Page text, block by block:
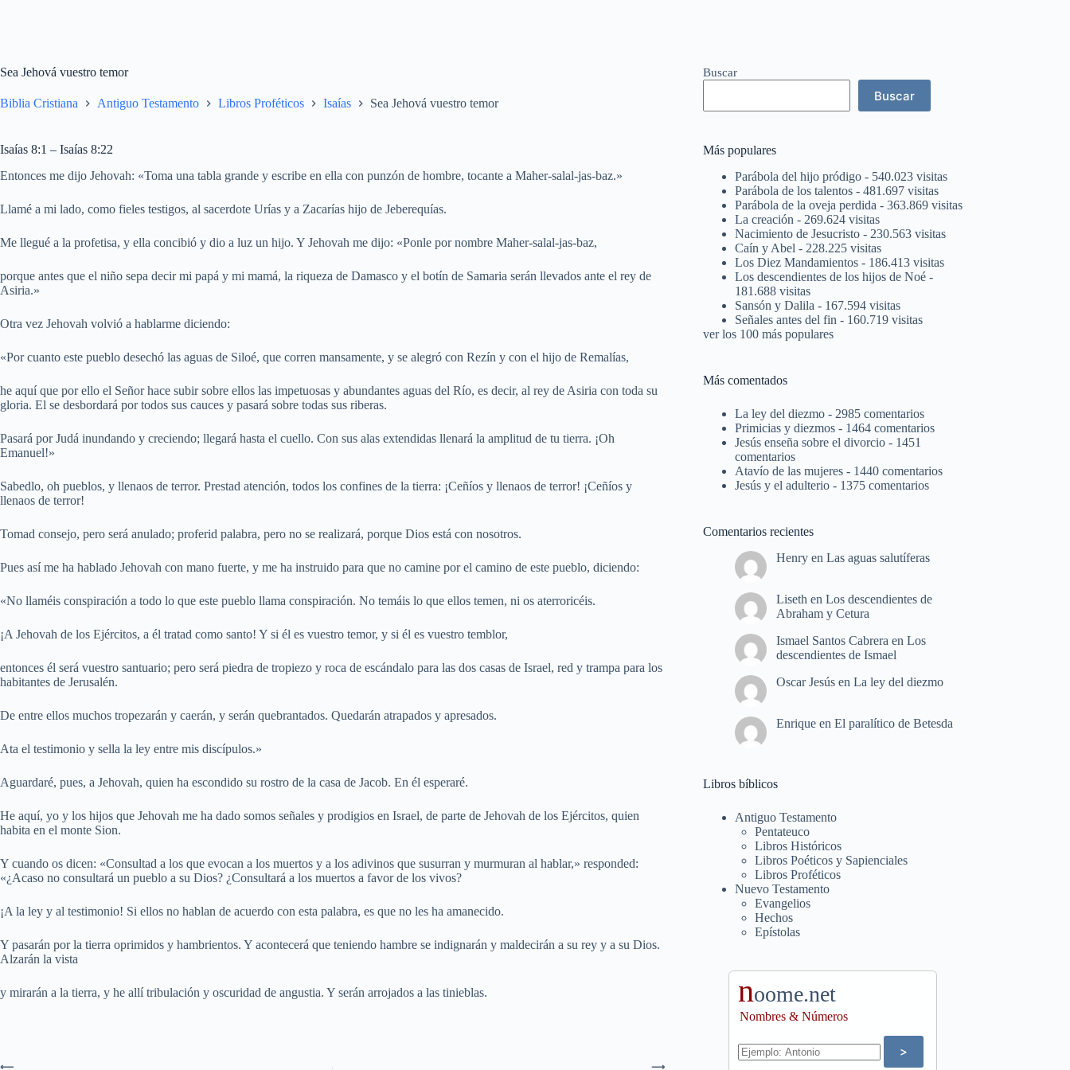
Sea Jehová vuestro temor
Biblia Cristiana Antiguo Testamento Libros Proféticos Isaías Sea Jehová vuestro temor
Isaías 8:1 – Isaías 8:22
Entonces me dijo Jehovah: «Toma una tabla grande y escribe en ella con punzón de hombre, tocante a Maher-salal-jas-baz.»
Llamé a mi lado, como fieles testigos, al sacerdote Urías y a Zacarías hijo de Jeberequías.
Me llegué a la profetisa, y ella concibió y dio a luz un hijo. Y Jehovah me dijo: «Ponle por nombre Maher-salal-jas-baz,
porque antes que el niño sepa decir mi papá y mi mamá, la riqueza de Damasco y el botín de Samaria serán llevados ante el rey de
Asiria.»
Otra vez Jehovah volvió a hablarme diciendo:
«Por cuanto este pueblo desechó las aguas de Siloé, que corren mansamente, y se alegró con Rezín y con el hijo de Remalías,
he aquí que por ello el Señor hace subir sobre ellos las impetuosas y abundantes aguas del Río, es decir, al rey de Asiria con toda su
gloria. El se desbordará por todos sus cauces y pasará sobre todas sus riberas.
Pasará por Judá inundando y creciendo; llegará hasta el cuello. Con sus alas extendidas llenará la amplitud de tu tierra. ¡Oh
Emanuel!»
Sabedlo, oh pueblos, y llenaos de terror. Prestad atención, todos los confines de la tierra: ¡Ceñíos y llenaos de terror! ¡Ceñíos y
llenaos de terror!
Tomad consejo, pero será anulado; proferid palabra, pero no se realizará, porque Dios está con nosotros.
Pues así me ha hablado Jehovah con mano fuerte, y me ha instruido para que no camine por el camino de este pueblo, diciendo:
«No llaméis conspiración a todo lo que este pueblo llama conspiración. No temáis lo que ellos temen, ni os aterroricéis.
¡A Jehovah de los Ejércitos, a él tratad como santo! Y si él es vuestro temor, y si él es vuestro temblor,
entonces él será vuestro santuario; pero será piedra de tropiezo y roca de escándalo para las dos casas de Israel, red y trampa para los
habitantes de Jerusalén.
De entre ellos muchos tropezarán y caerán, y serán quebrantados. Quedarán atrapados y apresados.
Ata el testimonio y sella la ley entre mis discípulos.»
Aguardaré, pues, a Jehovah, quien ha escondido su rostro de la casa de Jacob. En él esperaré.
He aquí, yo y los hijos que Jehovah me ha dado somos señales y prodigios en Israel, de parte de Jehovah de los Ejércitos, quien
habita en el monte Sion.
Y cuando os dicen: «Consultad a los que evocan a los muertos y a los adivinos que susurran y murmuran al hablar,» responded:
«¿Acaso no consultará un pueblo a su Dios? ¿Consultará a los muertos a favor de los vivos?
¡A la ley y al testimonio! Si ellos no hablan de acuerdo con esta palabra, es que no les ha amanecido.
Y pasarán por la tierra oprimidos y hambrientos. Y acontecerá que teniendo hambre se indignarán y maldecirán a su rey y a su Dios.
Alzarán la vista
y mirarán a la tierra, y he allí tribulación y oscuridad de angustia. Y serán arrojados a las tinieblas.
⟶
⟵
Buscar
Buscar
Más populares
Parábola del hijo pródigo - 540.023 visitas
Parábola de los talentos - 481.697 visitas
Parábola de la oveja perdida - 363.869 visitas
La creación - 269.624 visitas
Nacimiento de Jesucristo - 230.563 visitas
Caín y Abel - 228.225 visitas
Los Diez Mandamientos - 186.413 visitas
Los descendientes de los hijos de Noé -
181.688 visitas
Sansón y Dalila - 167.594 visitas
Señales antes del fin - 160.719 visitas
ver los 100 más populares
Más comentados
La ley del diezmo - 2985 comentarios
Primicias y diezmos - 1464 comentarios
Jesús enseña sobre el divorcio - 1451
comentarios
Atavío de las mujeres - 1440 comentarios
Jesús y el adulterio - 1375 comentarios
Comentarios recientes
Henry enLas aguas salutíferas
Liseth enLos descendientes de
Abraham y Cetura
Ismael Santos Cabrera enLos
descendientes de Ismael
Oscar Jesús enLa ley del diezmo
Enrique enEl paralítico de Betesda
Libros bíblicos
Antiguo Testamento
Pentateuco
Libros Históricos
Libros Poéticos y Sapienciales
Libros Proféticos
Nuevo Testamento
Evangelios
Hechos
Epístolas
noome.net
Nombres & Números